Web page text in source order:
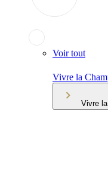
Voir tout
Vivre la
Vivre